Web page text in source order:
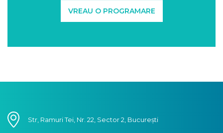
VREAU O PROGRAMARE
Str, Ramuri Tei, Nr. 22, Sector 2, București